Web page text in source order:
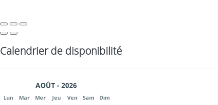
Calendrier de disponibilité
AOÛT - 2026
Lun Mar Mer Jeu Ven Sam Dim